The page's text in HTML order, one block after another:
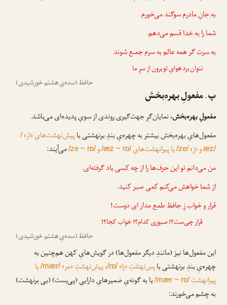
به جانِ مادرمسوگند می‌خورم.
شما رابه خداقسم می‌دهم.
به سرتگر همه عالم به سرم جمـع شوند
نتوان برد هوایِ تو برون از سرِ ما
حافظ (سده‌یِ هشتم خورشیدی)
پ. مفعولِ بهره‌بخش
مفعولِ بهره‌بخش، نمایان‌گرِ جهت‌گیری روندی از سویِ پدیده‌ای می‌باشد.
مفعول‌هایِ بهره‌بخش بیشتر به چهره‌یِ بندِ برنهشتی باپیش‌نهشت‌هایِ «از»/
æz/و «زِ»/ze/یا پیرانهشت‌هایِ/æz ~ rɒ/و/ze ~ rɒ/می‌آیند:
من می‌دانم تو این حرف‌ها رااز چه کسییاد گرفته‌ای.
از شماخواهش می‌کنم کمی صبر کنید.
قرار و خوابزِ حافظطمع مدار ای دوست!
قرار چی‌ست؟! صبوری کدام؟! خواب کجا؟!
حافظ (سده‌یِ هشتم خورشیدی)
این مفعول‌ها نیز (مانندِ دیگر مفعول‌ها) در گویش‌هایِ کهن هم‌چنین به
چهره‌یِ بندِ برنهشتی باپس‌نهشتِ «را»/rɒ/، پیش‌نهشتِ «مر»/mær/یا
پیرانهشتِ/mær ~ rɒ/یا به گونه‌یِ ضمیرهایِ داراییِ (پی‌بست) (بی برنهشت)
به چشم می‌خورند: